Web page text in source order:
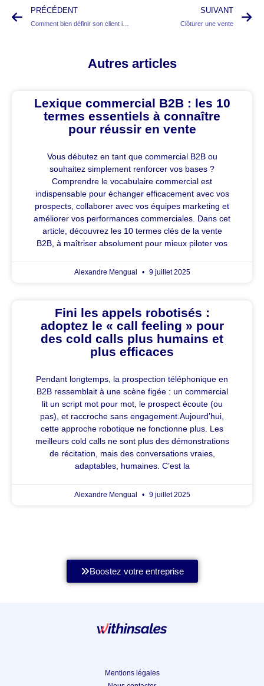
PRÉCÉDENT
Comment bien définir son client idéal
SUIVANT
Clôturer une vente
Autres articles
Lexique commercial B2B : les 10
termes essentiels à connaître
pour réussir en vente
Vous débutez en tant que commercial B2B ou
souhaitez simplement renforcer vos bases ?
Comprendre le vocabulaire commercial est
indispensable pour échanger efficacement avec vos
prospects, collaborer avec vos équipes marketing et
améliorer vos performances commerciales. Dans cet
article, découvrez les 10 termes clés de la vente
B2B, à maîtriser absolument pour mieux piloter vos
Alexandre Mengual 9 juillet 2025
Fini les appels robotisés :
adoptez le « call feeling » pour
des cold calls plus humains et
plus efficaces
Pendant longtemps, la prospection téléphonique en
B2B ressemblait à une scène figée : un commercial
lit un script mot pour mot, le prospect écoute (ou
pas), et raccroche sans engagement.Aujourd’hui,
cette approche robotique ne fonctionne plus. Les
meilleurs cold calls ne sont plus des démonstrations
de récitation, mais des conversations vraies,
adaptables, humaines. C’est la
Alexandre Mengual 9 juillet 2025
Boostez votre entreprise
Mentions légales